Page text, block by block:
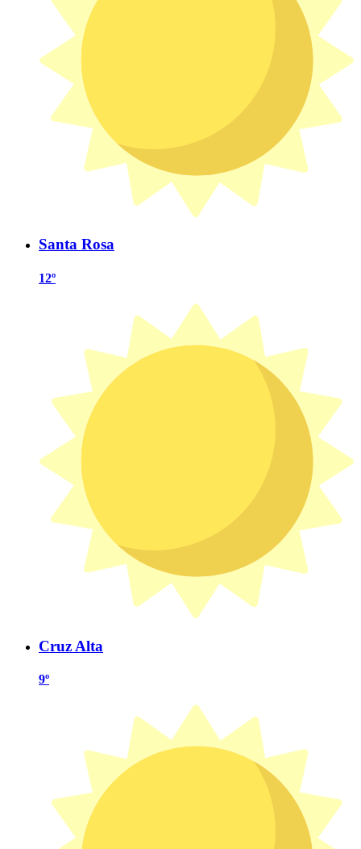
Santa Rosa
12º
Cruz Alta
9º